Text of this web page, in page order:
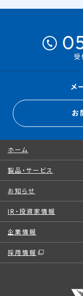
メ
お
ホーム
製品・サービス
お知らせ
IR・投資家情報
企業情報
採用情報